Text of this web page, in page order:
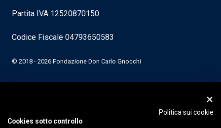
Partita IVA 12520870150
Codice Fiscale 04793650583
© 2018 - 2026 Fondazione Don Carlo Gnocchi
Politica sui cookie
Cookies sotto controllo